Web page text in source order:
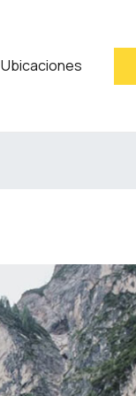
Ubicaciones